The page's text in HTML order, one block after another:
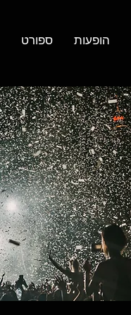
הופעות ספורט